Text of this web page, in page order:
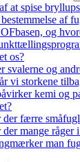
at spise
af
og
os?
svalerne og
vi storkene
kemi og
færre
mange råger
man